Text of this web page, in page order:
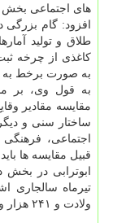
های اجتماعی بخش
افزود: گام بزرگی
کاغذی از چرخه
به صورت برخط به
به قول وی، بر
مقایسه مقادیر
ساختار سنی و
اجتماعی،
قبیل مقایسه ها
ابوترابی در بخش
ولادت و ۲۴۱ هزار و ۵۹۸ فوت هم به ثبت رسیده است.